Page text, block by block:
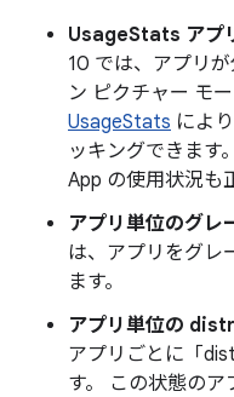
UsageStats アプ
10 では、アプリ
ン ピクチャー モ
UsageStats によ
ッキングできます
App の使用状況も
アプリ単位のグレ
は、アプリをグレ
ます。
アプリ単位の
アプリごとに「
す。 この状態の